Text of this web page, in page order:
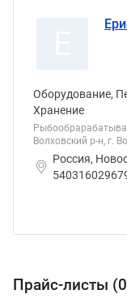
Оборудование,
Хранение
Волховский р-н, г.
Россия,
Прайс-листы (0